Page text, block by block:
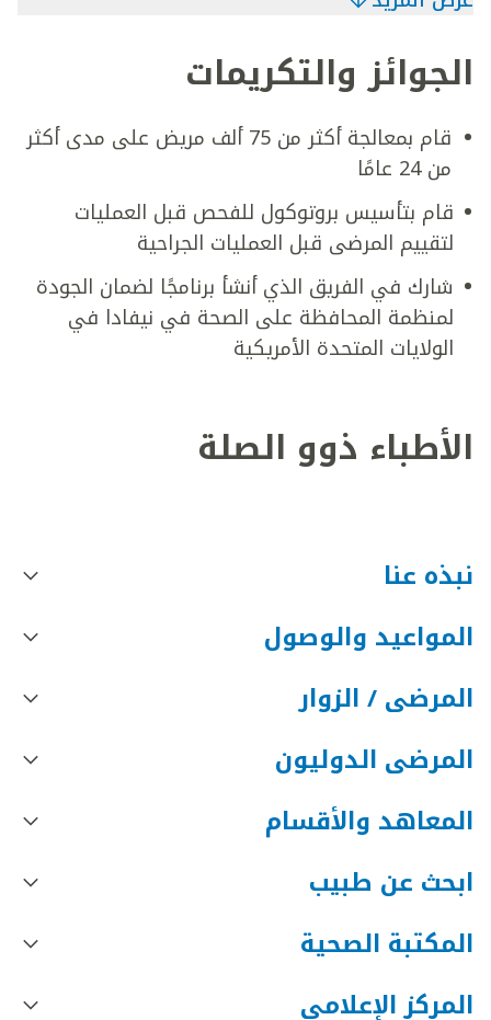
الجوائز والتكريمات
قام بمعالجة أكثر من 75 ألف مريض على مدى أكثر
من 24 عامًا
قام بتأسيس بروتوكول للفحص قبل العمليات
لتقييم المرضى قبل العمليات الجراحية
شارك في الفريق الذي أنشأ برنامجًا لضمان الجودة
لمنظمة المحافظة على الصحة في نيفادا في
الولايات المتحدة الأمريكية
الأطباء ذوو الصلة
نبذه عنا
المواعيد والوصول
المرضى / الزوار
المرضى الدوليون
المعاهد والأقسام
ابحث عن طبيب
المكتبة الصحية
المركز الإعلامي